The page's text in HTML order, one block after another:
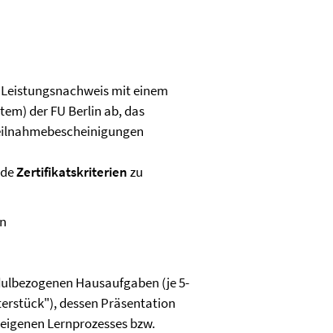
mit einem
der FU Berlin ab, das
Zertifikatskriterienzu
Hausaufgaben (je 5-
dessen Präsentation
Lernprozesses bzw.